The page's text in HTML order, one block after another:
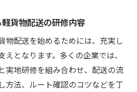
貨物配送の研修内容
物配送を始めるためには、充実し
えとなります。多くの企業では、
実地研修を組み合わせ、配送の流
方法、ルート確認のコツなどを丁